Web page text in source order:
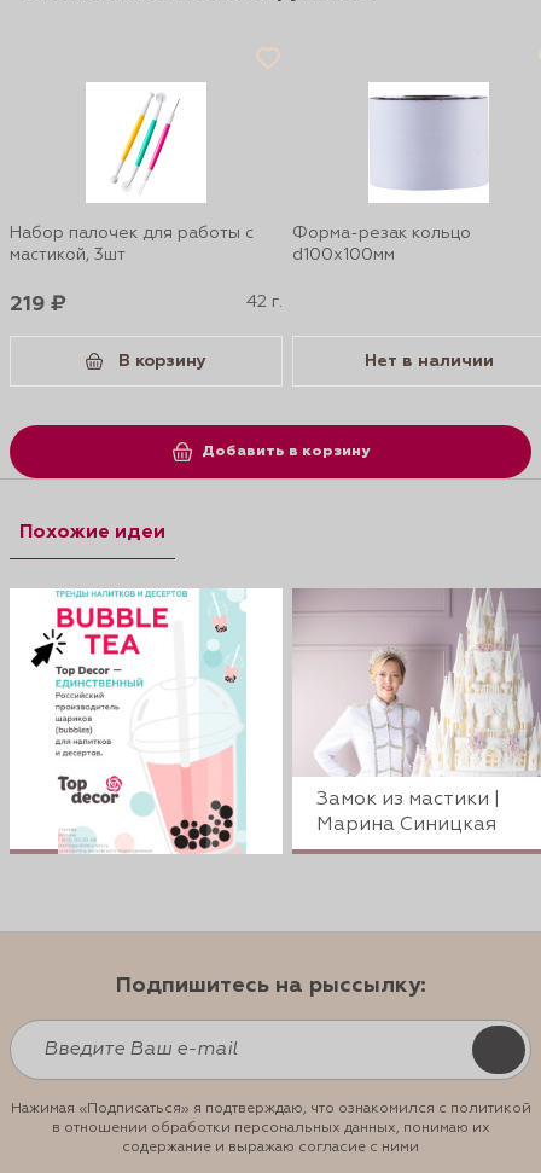
Набор палочек для работы с
мастикой, 3шт
219 ₽ 42 г.
В корзину
Форма-резак кольцо
d100x100мм
Нет в наличии
Добавить в корзину
Похожие идеи
Замок из мастики |
Марина Синицкая
Подпишитесь на рыссылку:
Нажимая «Подписаться» я подтверждаю, что ознакомился с политикой
в отношении обработки персональных данных, понимаю их
содержание и выражаю согласие с ними